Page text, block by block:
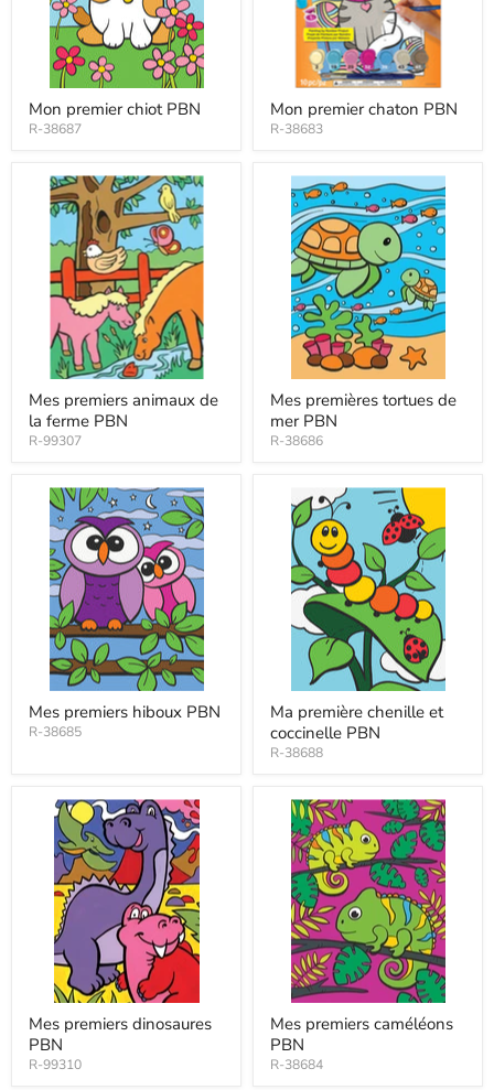
Mon premier chiot PBN
R-38687
Mon premier chaton PBN
R-38683
Mes premiers animaux de
la ferme PBN
R-99307
Mes premières tortues de
mer PBN
R-38686
Mes premiers hiboux PBN
R-38685
Ma première chenille et
coccinelle PBN
R-38688
Mes premiers dinosaures
PBN
R-99310
Mes premiers caméléons
PBN
R-38684